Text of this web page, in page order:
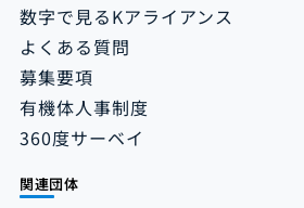
数字で見るKアライアンス
よくある質問
募集要項
有機体人事制度
360度サーベイ
関連団体